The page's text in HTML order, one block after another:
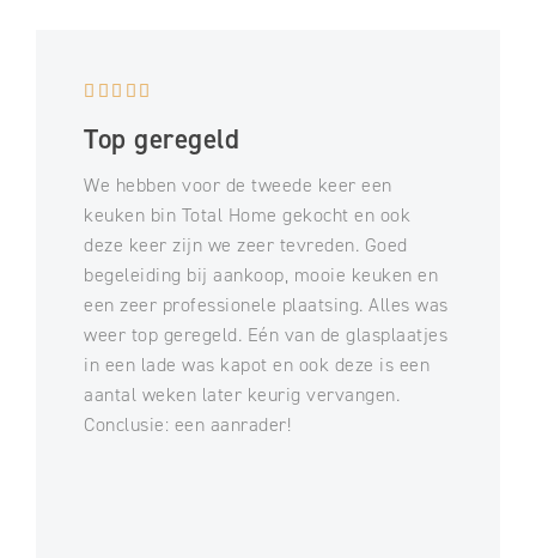
    
Top geregeld
We hebben voor de tweede keer een
keuken bin Total Home gekocht en ook
deze keer zijn we zeer tevreden. Goed
begeleiding bij aankoop, mooie keuken en
een zeer professionele plaatsing. Alles was
weer top geregeld. Eén van de glasplaatjes
in een lade was kapot en ook deze is een
aantal weken later keurig vervangen.
Conclusie: een aanrader!